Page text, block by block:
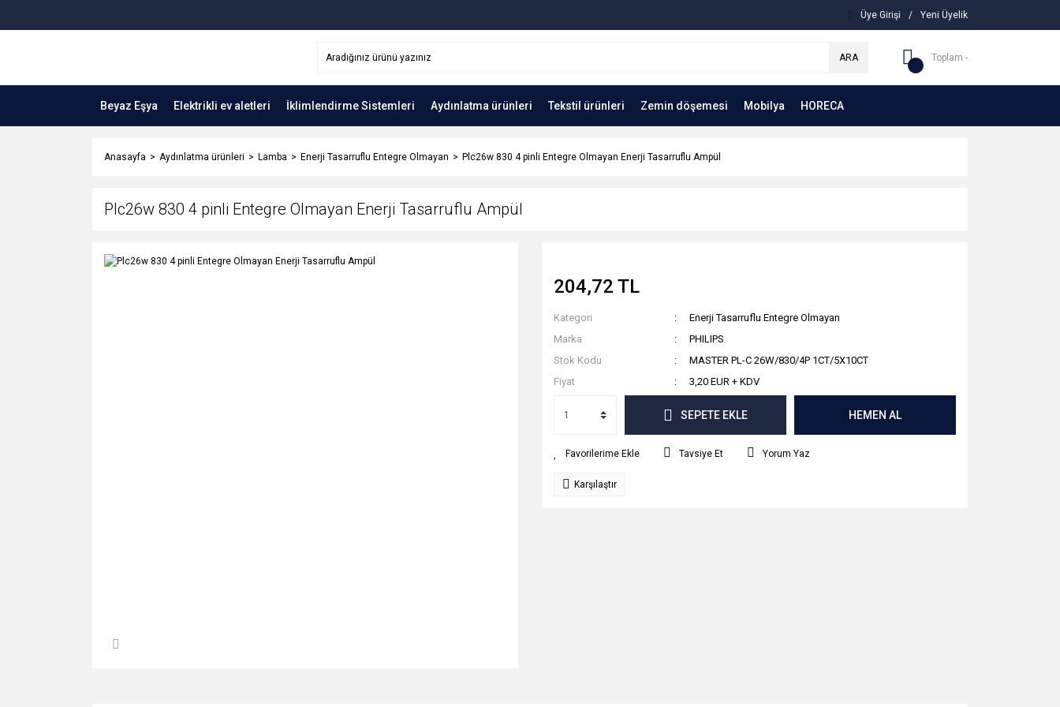
Üye Girişi / Yeni Üyelik
ARA Toplam -
Beyaz Eşya Elektrikli ev aletleri İklimlendirme Sistemleri Aydınlatma ürünleri Tekstil ürünleri Zemin döşemesi Mobilya HORECA
Anasayfa Aydınlatma ürünleri Lamba Enerji Tasarruflu Entegre Olmayan Plc26w 830 4 pinli Entegre Olmayan Enerji Tasarruflu Ampül
Plc26w 830 4 pinli Entegre Olmayan Enerji Tasarruflu Ampül
204,72 TL
Kategori
Enerji Tasarruflu Entegre Olmayan
Marka
PHILIPS
Stok Kodu
MASTER PL-C 26W/830/4P 1CT/5X10CT
Fiyat
3,20 EUR + KDV
SEPETE EKLE HEMEN AL
Tavsiye Et Yorum Yaz
Karşılaştır